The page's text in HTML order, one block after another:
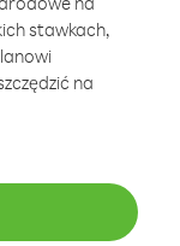
stawkach,
na